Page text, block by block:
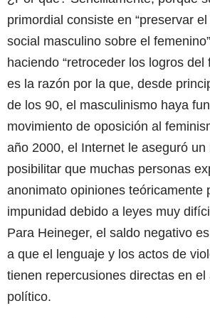
primordial consiste en “preservar
social masculino sobre el
haciendo “retroceder los logros del
es la razón por la que, desde
de los 90, el masculinismo haya
movimiento de oposición al
año 2000, el Internet le aseguró un
posibilitar que muchas personas
anonimato opiniones teóricamente
impunidad debido a leyes muy
Para Heineger, el saldo negativo
a que el lenguaje y los actos de
tienen repercusiones directas en
político.